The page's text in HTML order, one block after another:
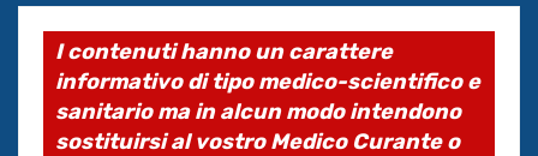
I contenuti hanno un carattere
informativo di tipo medico-scientifico e
sanitario ma in alcun modo intendono
sostituirsi al vostro Medico Curante o